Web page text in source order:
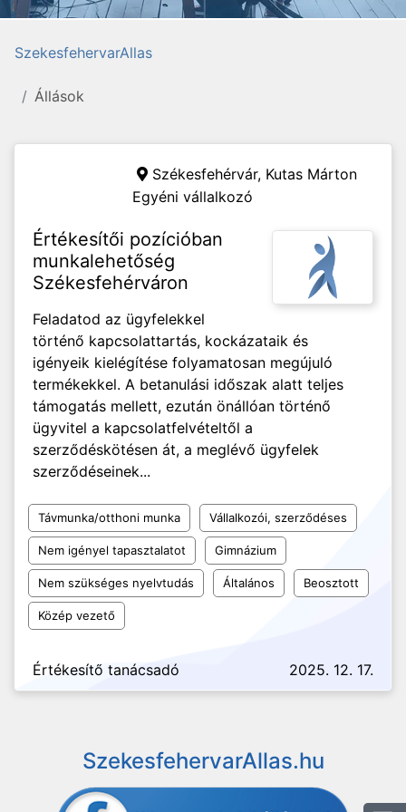
SzekesfehervarAllas
Állások
Székesfehérvár, Kutas Márton
Egyéni vállalkozó
Értékesítői pozícióban
munkalehetőség
Székesfehérváron
Feladatod az ügyfelekkel
történő kapcsolattartás, kockázataik és
igényeik kielégítése folyamatosan megújuló
termékekkel. A betanulási időszak alatt teljes
támogatás mellett, ezután önállóan történő
ügyvitel a kapcsolatfelvételtől a
szerződéskötésen át, a meglévő ügyfelek
szerződéseinek...
Távmunka/otthoni munka Vállalkozói, szerződéses
Nem igényel tapasztalatot Gimnázium
Nem szükséges nyelvtudás Általános Beosztott
Közép vezető
Értékesítő tanácsadó 2025. 12. 17.
SzekesfehervarAllas.hu